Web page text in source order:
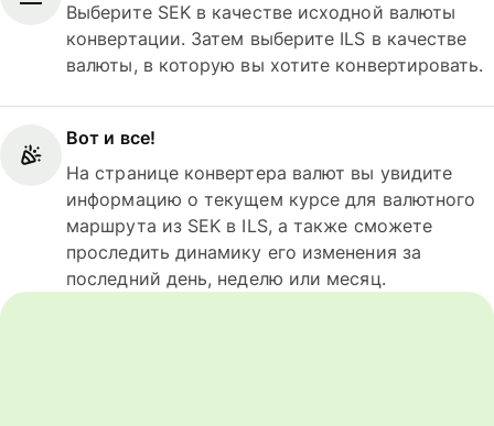
Выберите SEK в качестве исходной валюты
конвертации. Затем выберите ILS в качестве
валюты, в которую вы хотите конвертировать.
Вот и все!
На странице конвертера валют вы увидите
информацию о текущем курсе для валютного
маршрута из SEK в ILS, а также сможете
проследить динамику его изменения за
последний день, неделю или месяц.